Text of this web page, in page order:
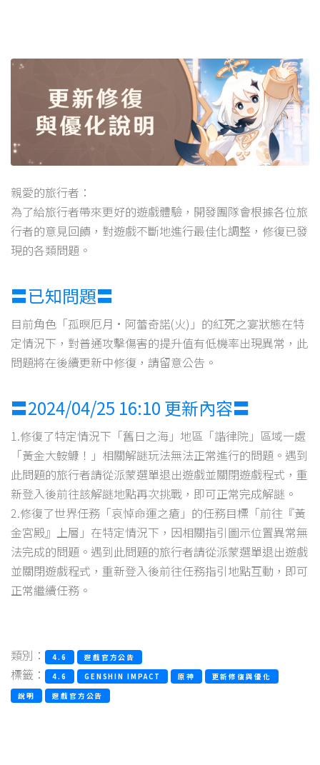
親愛的旅行者：
為了給旅行者帶來更好的遊戲體驗，開發團隊會根據各位旅
行者的意見回饋，對遊戲不斷地進行最佳化調整，修復已發
現的各類問題。
〓已知問題〓
目前角色「孤暝厄月·阿蕾奇諾(火)」的紅死之宴狀態在特
定情況下，對普通攻擊傷害的提升值有低機率出現異常，此
問題將在後續更新中修復，請留意公告。
〓2024/04/25 16:10 更新內容〓
1.修復了特定情況下「舊日之海」地區「諧律院」區域一處
「黃金大鮟鱇！」相關解謎玩法無法正常進行的問題。遇到
此問題的旅行者請從派蒙選單退出遊戲並關閉遊戲程式，重
新登入後前往該解謎地點再次挑戰，即可正常完成解謎。
2.修復了世界任務「哀悼命運之瘡」的任務目標「前往『黃
金宮殿』上層」在特定情況下，因相關指引圖示位置異常無
法完成的問題。遇到此問題的旅行者請從派蒙選單退出遊戲
並關閉遊戲程式，重新登入後前往任務指引地點互動，即可
正常繼續任務。
類別： 4.6 遊戲官方公告
標籤： 4.6 GENSHIN IMPACT 原神
更新修復與優化
說明
遊戲官方公告